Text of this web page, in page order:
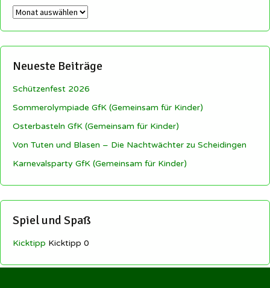
Archiv
Neueste Beiträge
Schützenfest 2026
Sommerolympiade GfK (Gemeinsam für Kinder)
Osterbasteln GfK (Gemeinsam für Kinder)
Von Tuten und Blasen – Die Nachtwächter zu Scheidingen
Karnevalsparty GfK (Gemeinsam für Kinder)
Spiel und Spaß
Kicktipp Kicktipp 0